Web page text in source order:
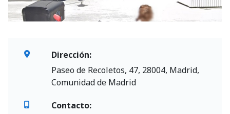
Dirección:
Paseo de Recoletos, 47, 28004, Madrid,
Comunidad de Madrid
Contacto: